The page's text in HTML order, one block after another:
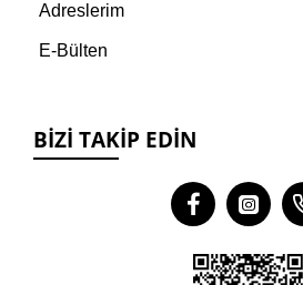
Adreslerim
E-Bülten
BIZI TAKIP EDIN